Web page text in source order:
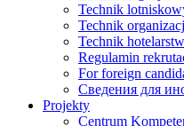
Technik
Technik
Technik
Regulamin
For foreign
Сведения для
Projekty
Centrum